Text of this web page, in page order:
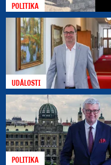
POLITIKA
UDÁLOSTI
POLITIKA